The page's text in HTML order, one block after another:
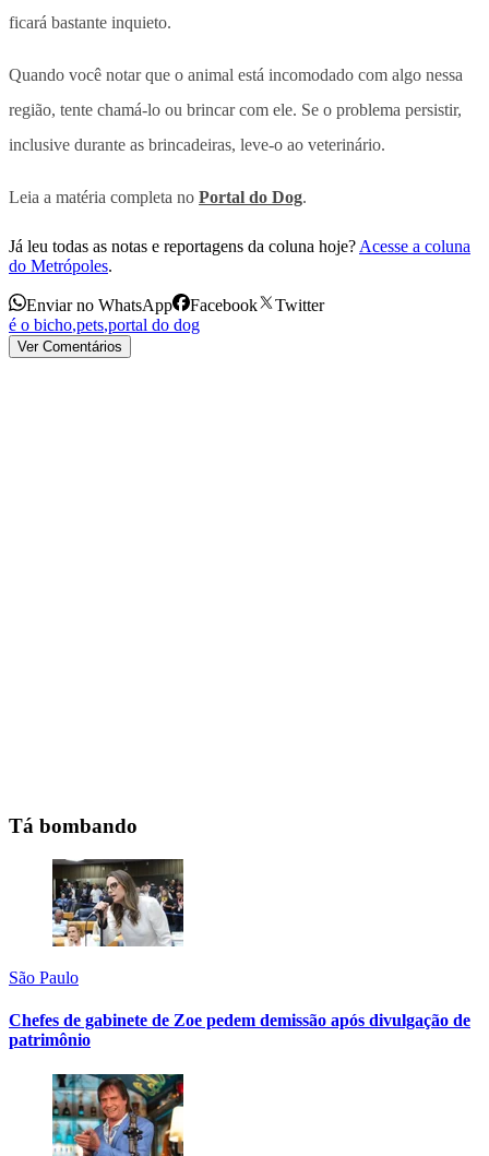
ficará bastante inquieto.
Quando você notar que o animal está incomodado com algo nessa
região, tente chamá-lo ou brincar com ele. Se o problema persistir,
inclusive durante as brincadeiras, leve-o ao veterinário.
Leia a matéria completa no Portal do Dog.
Já leu todas as notas e reportagens da coluna hoje? Acesse a coluna
do Metrópoles.
Enviar no WhatsApp Facebook
Twitter
é o bicho,pets,portal do dog
Ver Comentários
Tá bombando
São Paulo
Chefes de gabinete de Zoe pedem demissão após divulgação de
patrimônio